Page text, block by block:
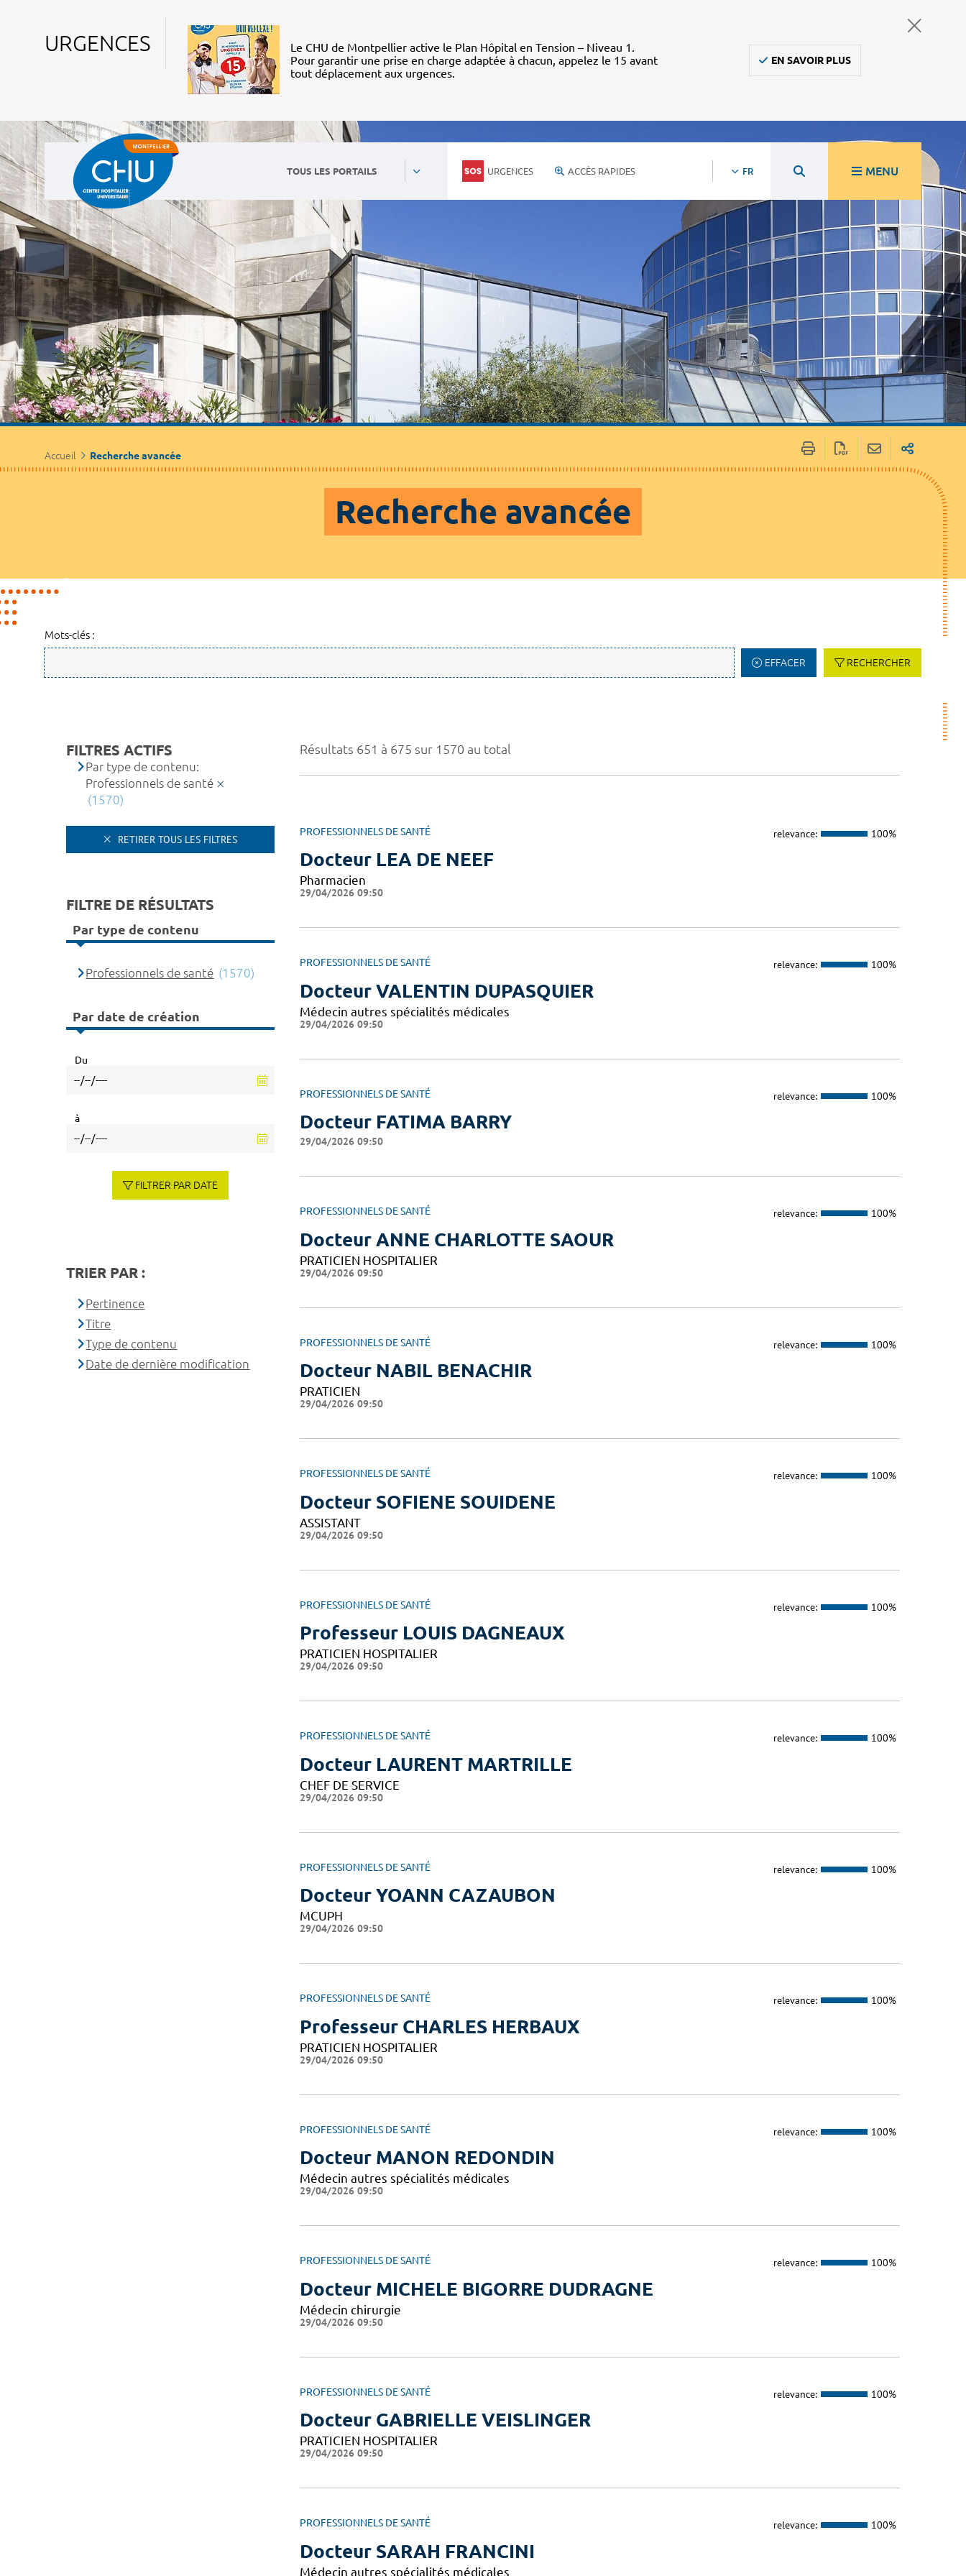
URGENCES
Le CHU de Montpellier active le Plan Hôpital en Tension – Niveau 1.
Pour garantir une prise en charge adaptée à chacun, appelez le 15 avant
tout déplacement aux urgences.
EN SAVOIR PLUS
TOUS LES PORTAILS URGENCES ACCÈS RAPIDES FR MENU
Accueil Recherche avancée
Recherche avancée
Mots-clés :
EFFACER RECHERCHER
Résultats 651 à 675 sur 1570 au total
PROFESSIONNELS DE SANTÉ relevance: 100%
Docteur LEA DE NEEF
Pharmacien
29/04/2026 09:50
PROFESSIONNELS DE SANTÉ relevance: 100%
Docteur VALENTIN DUPASQUIER
Médecin autres spécialités médicales
29/04/2026 09:50
PROFESSIONNELS DE SANTÉ relevance: 100%
Docteur FATIMA BARRY
29/04/2026 09:50
PROFESSIONNELS DE SANTÉ relevance: 100%
Docteur ANNE CHARLOTTE SAOUR
PRATICIEN HOSPITALIER
29/04/2026 09:50
PROFESSIONNELS DE SANTÉ relevance: 100%
Docteur NABIL BENACHIR
PRATICIEN
29/04/2026 09:50
PROFESSIONNELS DE SANTÉ relevance: 100%
Docteur SOFIENE SOUIDENE
ASSISTANT
29/04/2026 09:50
PROFESSIONNELS DE SANTÉ relevance: 100%
Professeur LOUIS DAGNEAUX
PRATICIEN HOSPITALIER
29/04/2026 09:50
PROFESSIONNELS DE SANTÉ relevance: 100%
Docteur LAURENT MARTRILLE
CHEF DE SERVICE
29/04/2026 09:50
PROFESSIONNELS DE SANTÉ relevance: 100%
Docteur YOANN CAZAUBON
MCUPH
29/04/2026 09:50
PROFESSIONNELS DE SANTÉ relevance: 100%
Professeur CHARLES HERBAUX
PRATICIEN HOSPITALIER
29/04/2026 09:50
PROFESSIONNELS DE SANTÉ relevance: 100%
Docteur MANON REDONDIN
Médecin autres spécialités médicales
29/04/2026 09:50
PROFESSIONNELS DE SANTÉ relevance: 100%
Docteur MICHELE BIGORRE DUDRAGNE
Médecin chirurgie
29/04/2026 09:50
PROFESSIONNELS DE SANTÉ relevance: 100%
Docteur GABRIELLE VEISLINGER
PRATICIEN HOSPITALIER
29/04/2026 09:50
PROFESSIONNELS DE SANTÉ relevance: 100%
Docteur SARAH FRANCINI
Médecin autres spécialités médicales
FILTRES ACTIFS
Par type de contenu:
Professionnels de santé
(1570)
RETIRER TOUS LES FILTRES
FILTRE DE RÉSULTATS
Par type de contenu
Professionnels de santé (1570)
Par date de création
Du
à
FILTRER PAR DATE
TRIER PAR :
Pertinence
Titre
Type de contenu
Date de dernière modification